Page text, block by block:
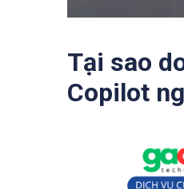
Tại sao
Copilot